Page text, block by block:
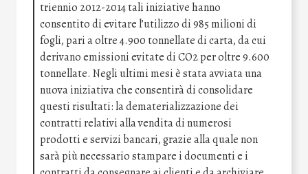
triennio 2012-2014 tali iniziative hanno
consentito di evitare l’utilizzo di 985 milioni di
fogli, pari a oltre 4.900 tonnellate di carta, da cui
derivano emissioni evitate di CO2 per oltre 9.600
tonnellate. Negli ultimi mesi è stata avviata una
nuova iniziativa che consentirà di consolidare
questi risultati: la dematerializzazione dei
contratti relativi alla vendita di numerosi
prodotti e servizi bancari, grazie alla quale non
sarà più necessario stampare i documenti e i